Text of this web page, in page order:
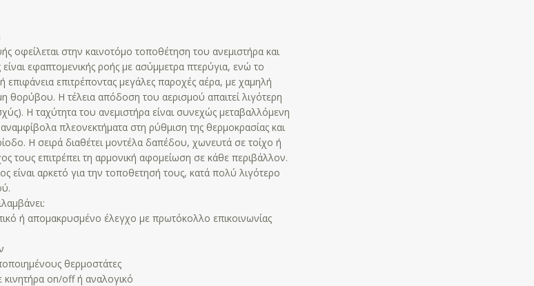
οφείλεται στην καινοτόμο τοποθέτηση του ανεμιστήρα και
εφαπτομενικής ροής με ασύμμετρα πτερύγια, ενώ το
επιφάνεια επιτρέποντας μεγάλες παροχές αέρα, με χαμηλή
θορύβου. Η τέλεια απόδοση του αερισμού απαιτεί λιγότερη
Η ταχύτητα του ανεμιστήρα είναι συνεχώς μεταβαλλόμενη
πλεονεκτήματα στη ρύθμιση της θερμοκρασίας και
Η σειρά διαθέτει μοντέλα δαπέδου, χωνευτά σε τοίχο ή
τους επιτρέπει τη αρμονική αφομείωση σε κάθε περιβάλλον.
είναι αρκετό για την τοποθετησή τους, κατά πολύ λιγότερο
ή απομακρυσμένο έλεγχο με πρωτόκολλο επικοινωνίας
θερμοστάτες
κινητήρα on/off ή αναλογικό